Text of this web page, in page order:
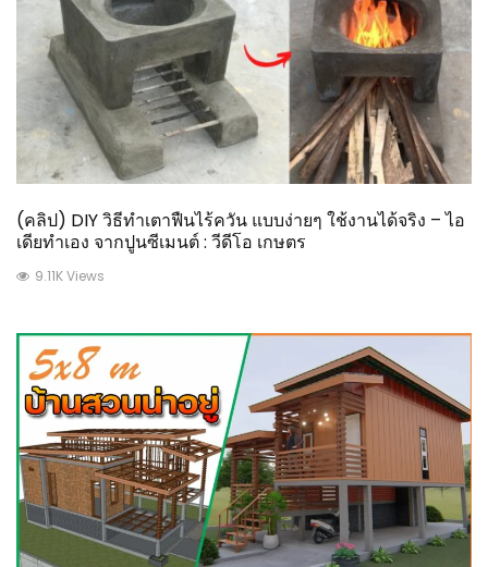
(คลิป) DIY วิธีทำเตาฟืนไร้ควัน แบบง่ายๆ ใช้งานได้จริง – ไอ
เดียทำเอง จากปูนซีเมนต์ : วีดีโอ เกษตร
9.11K Views